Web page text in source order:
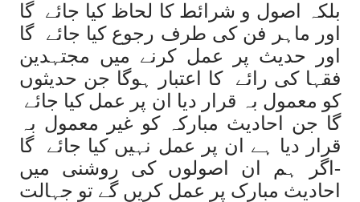
بلکہ اصول و شرائط کا لحاظ کیا جائے گا
اور ماہر فن کی طرف رجوع کیا جائے گا
اور حدیث پر عمل کرنے میں مجتہدین
فقہا کی رائے کا اعتبار ہوگا جن حدیثوں
کو معمول بہ قرار دیا ان پر عمل کیا جائے
گا جن احادیث مبارکہ کو غیر معمول بہ
قرار دیا ہے ان پر عمل نہیں کیا جائے گا
-اگر ہم ان اصولوں کی روشنی میں
احادیث مبارک پر عمل کریں گے تو جہالت